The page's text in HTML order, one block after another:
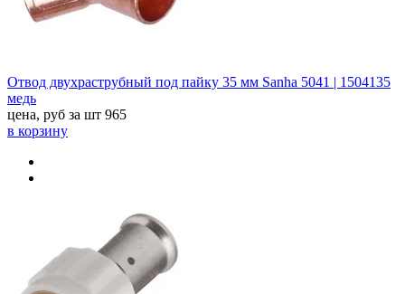
Отвод двухраструбный под пайку 35 мм Sanha 5041 | 1504135
медь
цена, руб за шт 965
в корзину